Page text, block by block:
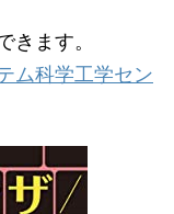
きます。
ム科学工学セン